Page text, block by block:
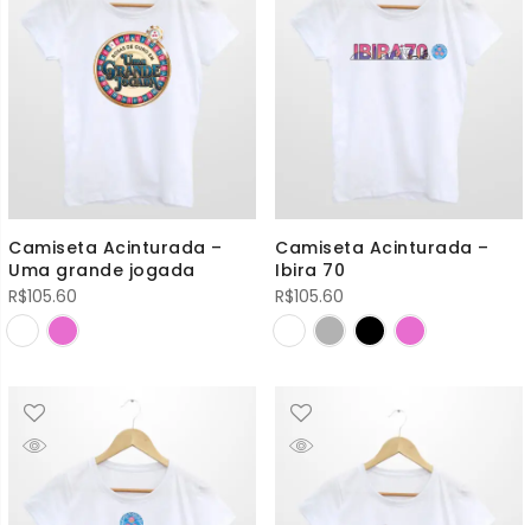
Camiseta Acinturada –
Uma grande jogada
R$105.60
Camiseta Acinturada –
Ibira 70
R$105.60